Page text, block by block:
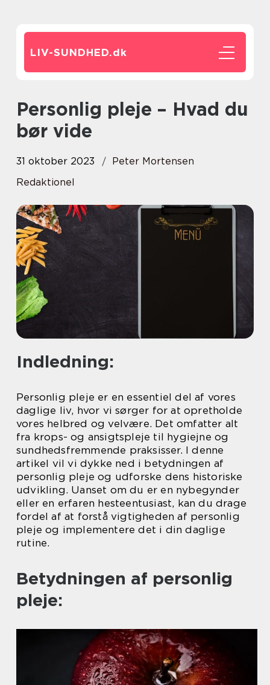
LIV-SUNDHED.dk
Personlig pleje – Hvad du
bør vide
31 oktober 2023
Peter Mortensen
Redaktionel
Indledning:
Personlig pleje er en essentiel del af vores
daglige liv, hvor vi sørger for at opretholde
vores helbred og velvære. Det omfatter alt
fra krops- og ansigtspleje til hygiejne og
sundhedsfremmende praksisser. I denne
artikel vil vi dykke ned i betydningen af
personlig pleje og udforske dens historiske
udvikling. Uanset om du er en nybegynder
eller en erfaren hesteentusiast, kan du drage
fordel af at forstå vigtigheden af personlig
pleje og implementere det i din daglige
rutine.
Betydningen af personlig
pleje: